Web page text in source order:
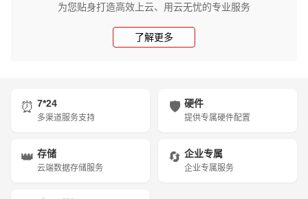
为您贴身打造高效上云、用云无忧的专业服务
了解更多
⏰ 7*24
多渠道服务支持
🛡️ 硬件
提供专属硬件配置
👑 存储
云端数据存储服务
🔄 企业专属
企业专属服务